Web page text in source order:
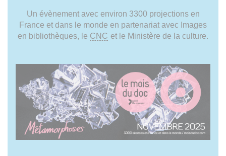
Un évènement avec environ 3300 projections en
France et dans le monde en partenariat avec Images
en bibliothèques, le CNC et le Ministère de la culture.